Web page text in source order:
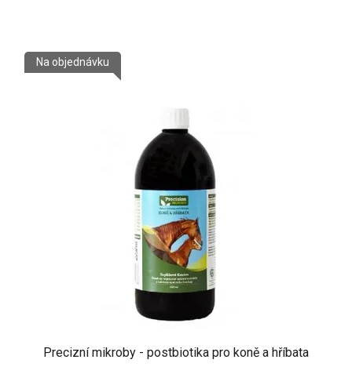
Precizní mikroby - postbiotika pro koně a hříbata
Na objednávku